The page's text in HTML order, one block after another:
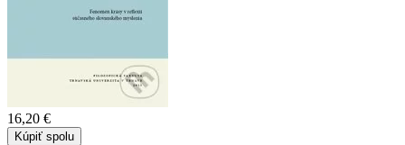
16,20 €
Kúpiť spolu